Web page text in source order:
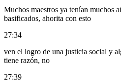
Muchos maestros ya tenían muchos
basificados, ahorita con esto
27:34
ven el logro de una justicia social y
tiene razón, no
27:39